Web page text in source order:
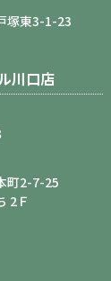
塚東3-1-23
川口店
町2-7-25
2Ｆ